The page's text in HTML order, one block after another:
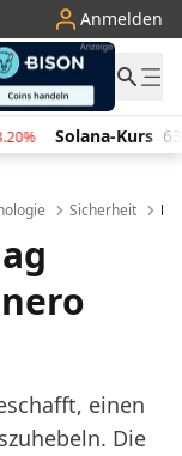
Anmelden
€ -1.00% TRON-
Sicherheit
einen
Die